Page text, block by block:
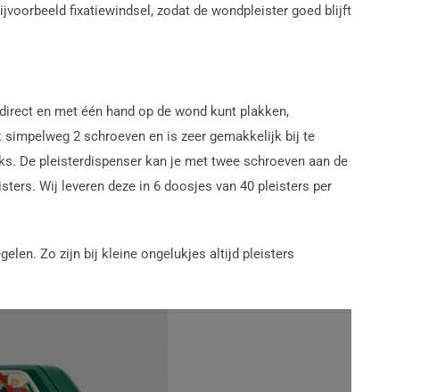
fixatiewindsel, zodat de wondpleister goed blijft
en met één hand op de wond kunt plakken,
2 schroeven en is zeer gemakkelijk bij te
De pleisterdispenser kan je met twee schroeven aan de
Wij leveren deze in 6 doosjes van 40 pleisters per
Zo zijn bij kleine ongelukjes altijd pleisters